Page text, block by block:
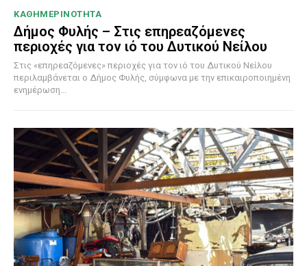
ΚΑΘΗΜΕΡΙΝΟΤΗΤΑ
Δήμος Φυλής – Στις επηρεαζόμενες
περιοχές για τον ιό του Δυτικού Νείλου
Στις «επηρεαζόμενες» περιοχές για τον ιό του Δυτικού Νείλου
περιλαμβάνεται ο Δήμος Φυλής, σύμφωνα με την επικαιροποιημένη
ενημέρωση...